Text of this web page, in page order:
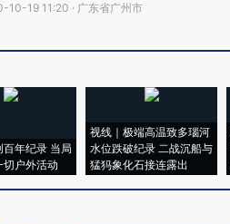
10-19 11:20 · 广东省广州市
年纪录 当局
切户外活动
视线｜极端高温致多瑙河
水位跌破纪录 二战沉船与
猛犸象化石接连露出